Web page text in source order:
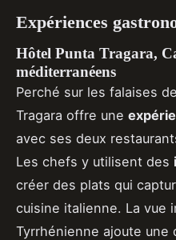
Expériences
Hôtel Punta Tragara,
méditerranéens
Perché sur les falaises
Tragara offre une
avec ses deux
Les chefs y utilisent des
créer des plats qui
cuisine italienne. La vue
Tyrrhénienne ajoute une